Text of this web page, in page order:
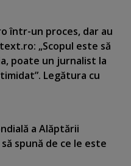
într-un proces, dar au
„Scopul este să
poate un jurnalist la
Legătura cu
a Alăptării
spună de ce le este